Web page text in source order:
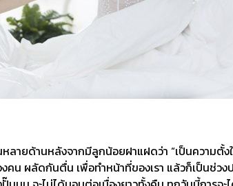
ยด้านหลังจากมีลูกน้อยฝาแฝดว่า “เป็นความตั้ง
คน ผลัดกันตื่น เพื่อทำหน้าที่ของเรา แล้วก็เป็นช่